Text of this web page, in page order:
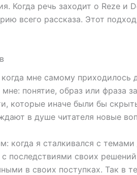
речь заходит о Reze и
всего рассказа. Этот
мне самому приходилось
понятие, образ или
которые иначе были бы
в душе читателя новые
когда я сталкивался с
с последствиями своих
в своих поступках. Так в